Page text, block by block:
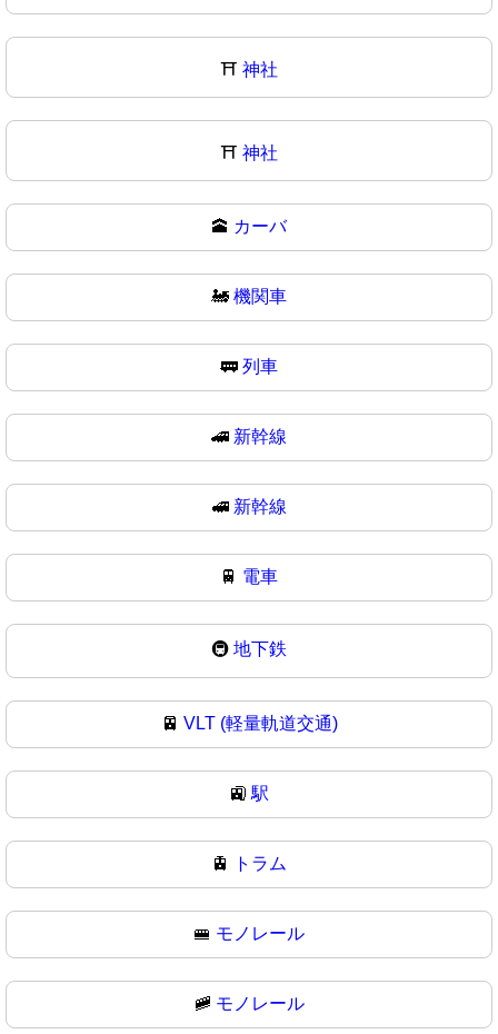
⛩️ 神社
⛩ 神社
🕋 カーバ
🚂 機関車
🚃 列車
🚄 新幹線
🚅 新幹線
🚆 電車
🚇 地下鉄
🚈 VLT (軽量軌道交通)
🚉駅
🚊 トラム
🚝 モノレール
🚞 モノレール